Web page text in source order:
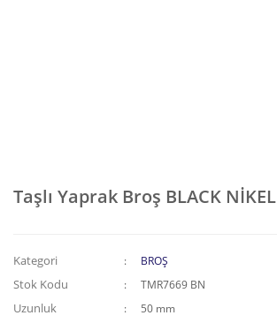
Taşlı Yaprak Broş BLACK NİKEL
Kategori BROŞ
Stok Kodu TMR7669 BN
Uzunluk 50 mm